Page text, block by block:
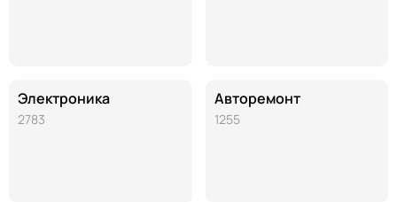
Электроника
2783
Авторемонт
1255